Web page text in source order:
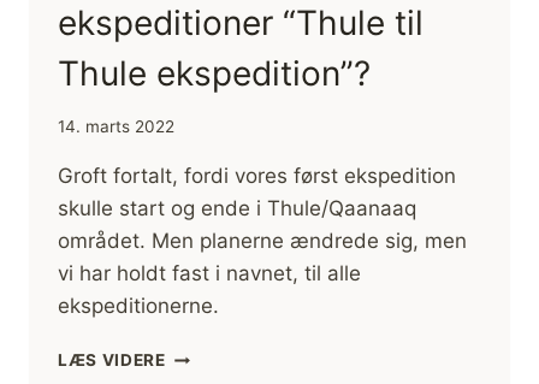
ekspeditioner “Thule til
Thule ekspedition”?
14. marts 2022
Groft fortalt, fordi vores først ekspedition
skulle start og ende i Thule/Qaanaaq
området. Men planerne ændrede sig, men
vi har holdt fast i navnet, til alle
ekspeditionerne.
LÆS VIDEREHVORFOR